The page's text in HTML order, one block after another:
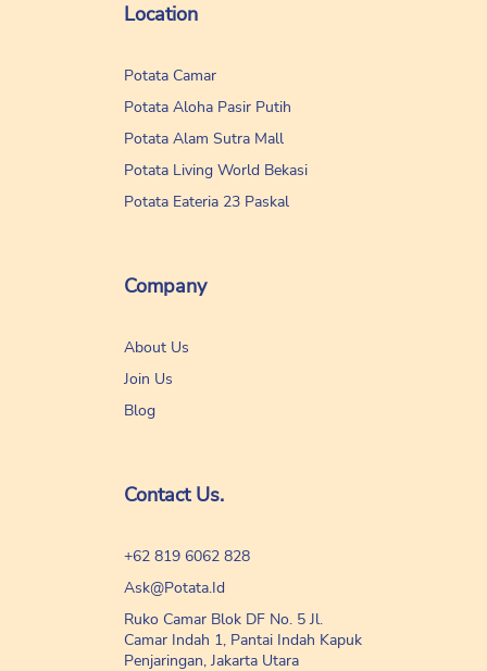
Location
Potata Camar
Potata Aloha Pasir Putih
Potata Alam Sutra Mall
Potata Living World Bekasi
Potata Eateria 23 Paskal
Company
About Us
Join Us
Blog
Contact Us.
+62 819 6062 828
Ask@potata.id
Ruko Camar Blok DF No. 5 Jl.
Camar Indah 1, Pantai Indah Kapuk
Penjaringan, Jakarta Utara